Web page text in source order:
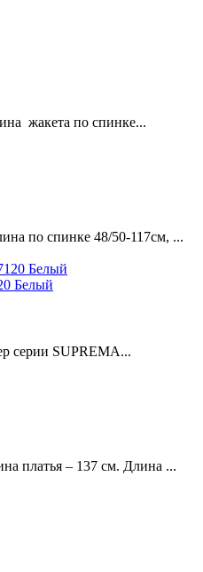
жакета по спинке...
по спинке 48/50-117см, ...
Белый
серии SUPREMA...
платья – 137 см. Длина ...